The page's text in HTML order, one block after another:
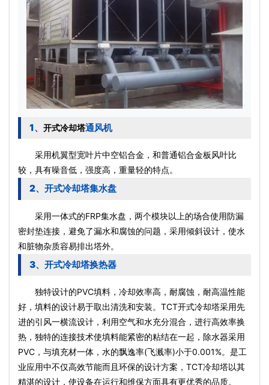
1、 开式冷却塔通风机
采用机翼型宽叶片中空铝合金，和普通铝合金板风叶比
较，具有噪音低，强度高，重量轻的特点。
2、开式冷却塔集水盘
采用一体式的FRP集水盘，两个模块以上的场合使用防漏
密封垫连接，避免了漏水和腐蚀的问题，采用倾斜设计，使水
和脏物杂质容易排出塔外。
3、开式冷却塔换热器
独特设计的PVC填料，冷却效率高，耐腐蚀，耐高温性能
好，填料的设计易于取出清洗和安装。TCT开式冷却塔采用先
进的引风一横流设计，利用空气和水充分混合，进行高效率换
热，独特的连接技术使填料能紧密的粘结在一起，除水器采用
PVC，与填充材一体，水的飘逸率(飞溅率)小于0.001%。是工
业应用中不仅高效节能而且环保的设计方案，TCT冷却塔以其
精湛的设计，使设备在运行和维保方面具有更优秀的品质。